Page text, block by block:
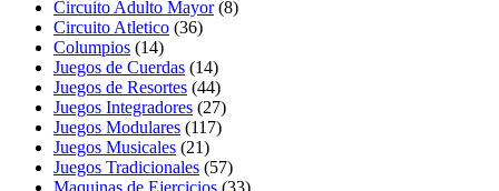
Circuito Adulto Mayor (8)
Circuito Atletico (36)
Columpios (14)
Juegos de Cuerdas (14)
Juegos de Resortes (44)
Juegos Integradores (27)
Juegos Modulares (117)
Juegos Musicales (21)
Juegos Tradicionales (57)
Maquinas de Ejercicios (33)